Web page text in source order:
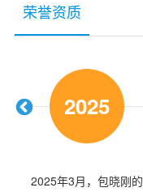
荣誉资质
2025
2025年3月，包晓刚
2023年1月，三祥新
2021年1月 公司被福
2018年1月 常务副总